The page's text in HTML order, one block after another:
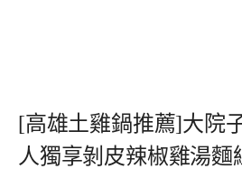
[高雄土雞鍋推薦]大院
人獨享剝皮辣椒雞湯麵